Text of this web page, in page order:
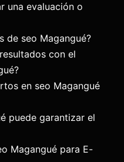
una evaluación o
de seo Magangué?
con el
en seo Magangué
puede garantizar el
Magangué para E-